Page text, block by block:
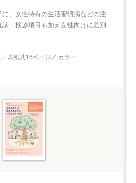
、女性特有の生活習慣病などの注
・検診項目も加え女性向けに差別
表紙共16ページ／ カラー